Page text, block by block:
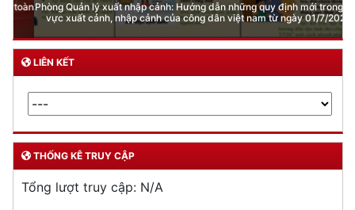
Phòng Quản lý xuất nhập cảnh: Hướng dẫn những quy định mới trong lĩnh
vực xuất cảnh, nhập cảnh của công dân việt nam từ ngày 01/7/2026
LIÊN KẾT
THỐNG KÊ TRUY CẬP
Tổng lượt truy cập: N/A